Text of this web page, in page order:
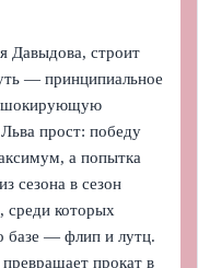
Давыдова, строит
— принципиальное
шокирующую
прост: победу
а попытка
сезона в сезон
среди которых
базе — флип и лутц.
превращает прокат в